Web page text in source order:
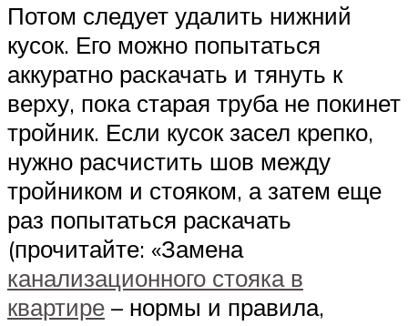
Потом следует удалить нижний
кусок. Его можно попытаться
аккуратно раскачать и тянуть к
верху, пока старая труба не покинет
тройник. Если кусок засел крепко,
нужно расчистить шов между
тройником и стояком, а затем еще
раз попытаться раскачать
(прочитайте: «Замена
канализационного стояка в
квартире – нормы и правила,